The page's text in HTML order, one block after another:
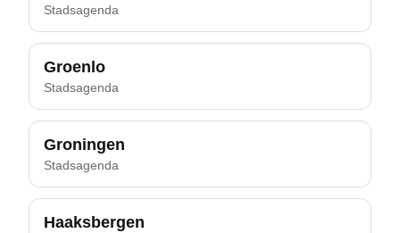
Stadsagenda
Groenlo
Stadsagenda
Groningen
Stadsagenda
Haaksbergen